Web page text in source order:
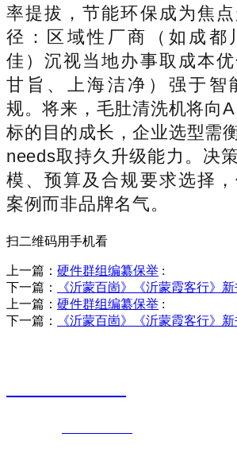
率提拔，节能环保成为焦
径：区域性厂商（如成都
佳）沉视当地办事取成本
甘旨、上海洁净）强于智
规。将来，毛肚清洗机将向
标的目的成长，企业选型需
needs取持久升级能力。决
模、预算及合规要求选择
案例而非品牌名气。
扫二维码用手机看
上一篇： 硬件群组编纂保举 :
下一篇：
《沂蒙百崮》《沂蒙霞客行》
上一篇： 硬件群组编纂保举 :
下一篇：
《沂蒙百崮》《沂蒙霞客行》